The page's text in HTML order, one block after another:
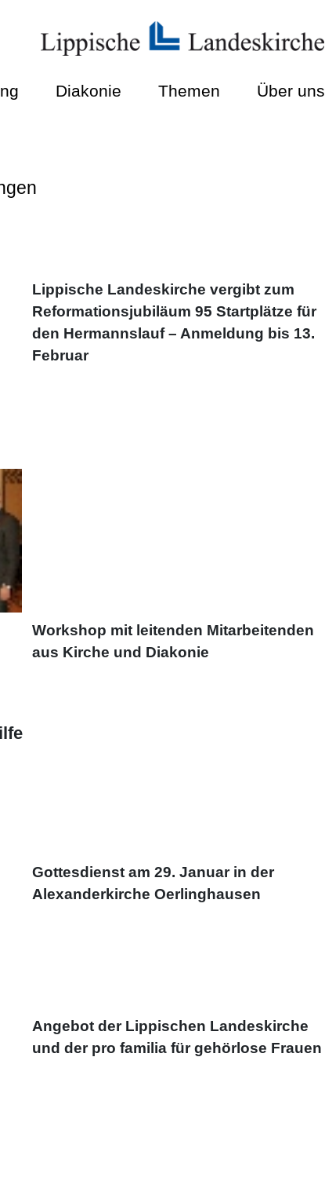
Diakonie Themen Über uns
Lippische Landeskirche vergibt zum
Reformationsjubiläum 95 Startplätze für
den Hermannslauf – Anmeldung bis 13.
Februar
Workshop mit leitenden Mitarbeitenden
aus Kirche und Diakonie
Gottesdienst am 29. Januar in der
Alexanderkirche Oerlinghausen
Angebot der Lippischen Landeskirche
und der pro familia für gehörlose Frauen